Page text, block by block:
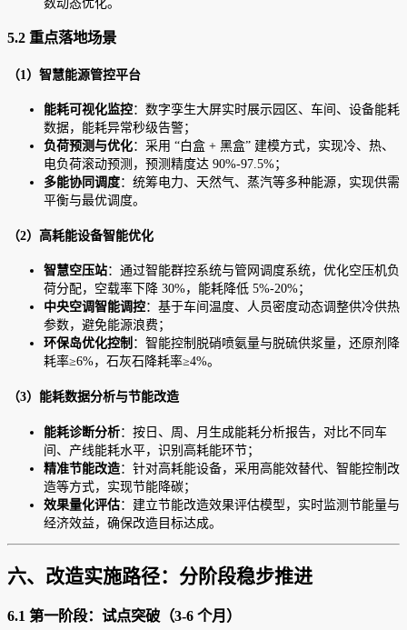
数动态优化。
5.2 重点落地场景
（1）智慧能源管控平台
能耗可视化监控：数字孪生大屏实时展示园区、车间、设备能耗
数据，能耗异常秒级告警；
负荷预测与优化：采用 “白盒 + 黑盒” 建模方式，实现冷、热、
电负荷滚动预测，预测精度达 90%-97.5%；
多能协同调度：统筹电力、天然气、蒸汽等多种能源，实现供需
平衡与最优调度。
（2）高耗能设备智能优化
智慧空压站：通过智能群控系统与管网调度系统，优化空压机负
荷分配，空载率下降 30%，能耗降低 5%-20%；
中央空调智能调控：基于车间温度、人员密度动态调整供冷供热
参数，避免能源浪费；
环保岛优化控制 ：智能控制脱硝喷氨量与脱硫供浆量，还原剂降
耗率≥6%，石灰石降耗率≥4%。
（3）能耗数据分析与节能改造
能耗诊断分析：按日、周、月生成能耗分析报告，对比不同车
间、产线能耗水平，识别高耗能环节；
精准节能改造：针对高耗能设备，采用高能效替代、智能控制改
造等方式，实现节能降碳；
效果量化评估：建立节能改造效果评估模型，实时监测节能量与
经济效益，确保改造目标达成。
六、改造实施路径：分阶段稳步推进
6.1 第一阶段：试点突破（3-6 个月）